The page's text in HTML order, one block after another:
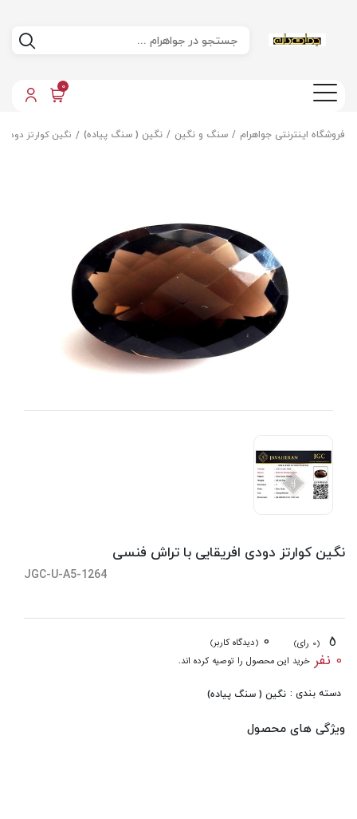
0
فروشگاه اینترنتی جواهرام سنگ و نگین نگین ( سنگ پیاده) نگین کوارتز
نگین کوارتز دودی افریقایی با تراش فنسی
JGC-U-A5-1264
(0 رای) 0 (دیدگاه کاربر)
0 نفر خرید این محصول را توصیه کرده اند.
دسته بندی : نگین ( سنگ پیاده)
ویژگی های محصول